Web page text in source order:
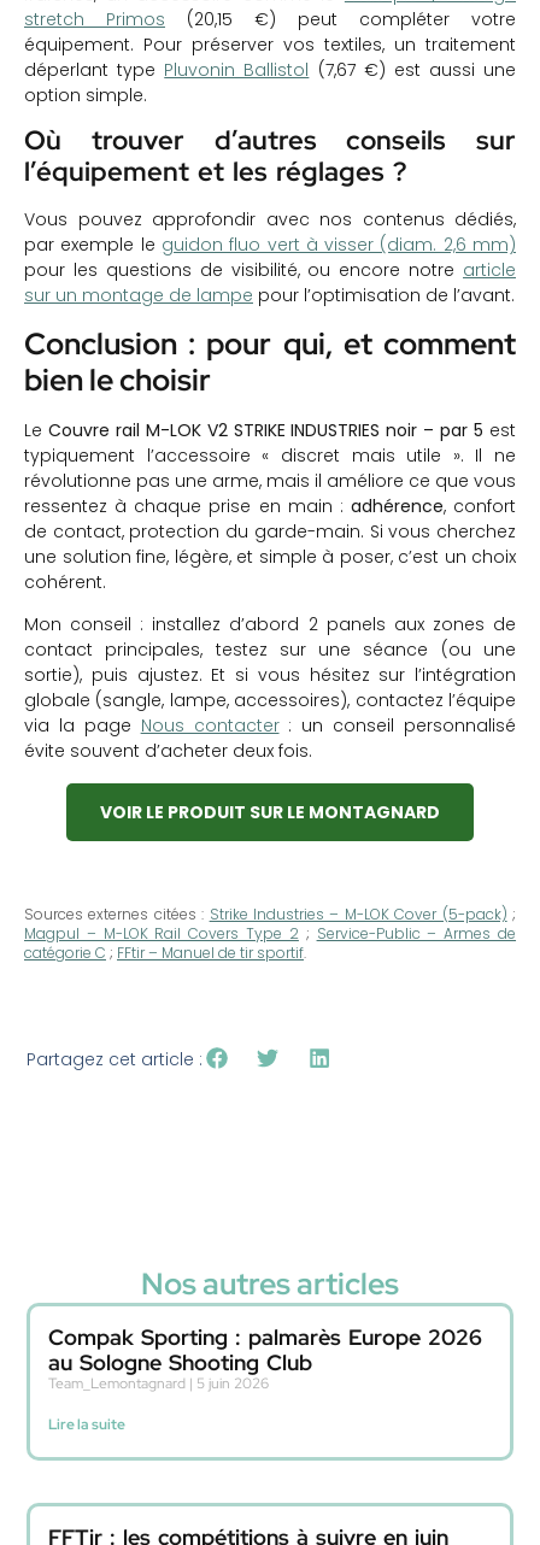
stretch Primos (20,15 €) peut compléter votre
équipement. Pour préserver vos textiles, un traitement
déperlant type Pluvonin Ballistol (7,67 €) est aussi une
option simple.
Où trouver d’autres conseils sur
l’équipement et les réglages ?
Vous pouvez approfondir avec nos contenus dédiés,
par exemple le guidon fluo vert à visser (diam. 2,6 mm)
pour les questions de visibilité, ou encore notre article
sur un montage de lampe pour l’optimisation de l’avant.
Conclusion : pour qui, et comment
bien le choisir
Le Couvre rail M-LOK V2 STRIKE INDUSTRIES noir – par 5 est
typiquement l’accessoire « discret mais utile ». Il ne
révolutionne pas une arme, mais il améliore ce que vous
ressentez à chaque prise en main : adhérence, confort
de contact, protection du garde-main. Si vous cherchez
une solution fine, légère, et simple à poser, c’est un choix
cohérent.
Mon conseil : installez d’abord 2 panels aux zones de
contact principales, testez sur une séance (ou une
sortie), puis ajustez. Et si vous hésitez sur l’intégration
globale (sangle, lampe, accessoires), contactez l’équipe
via la page Nous contacter: un conseil personnalisé
évite souvent d’acheter deux fois.
VOIR LE PRODUIT SUR LE MONTAGNARD
Sources externes citées : Strike Industries – M-LOK Cover (5-pack) ;
Magpul – M-LOK Rail Covers Type 2; Service-Public – Armes de
catégorie C ; FFtir – Manuel de tir sportif.
Partagez cet article :
Nos autres articles
Compak Sporting : palmarès Europe 2026
au Sologne Shooting Club
Team_Lemontagnard 5 juin 2026
Lire la suite
FFTir : les compétitions à suivre en juin